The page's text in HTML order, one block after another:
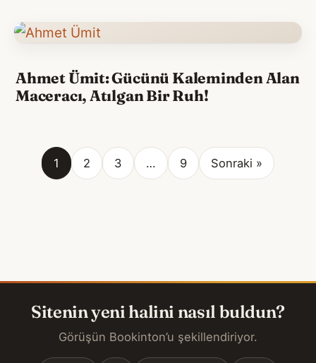
Ahmet Ümit: Gücünü Kaleminden Alan
Maceracı, Atılgan Bir Ruh!
1 2 3 … 9 Sonraki »
Sitenin yeni halini nasıl buldun?
Görüşün Bookinton’u şekillendiriyor.